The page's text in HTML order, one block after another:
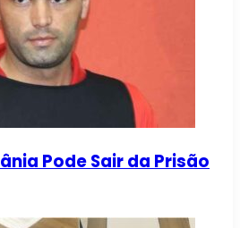
Pode Sair da Prisão